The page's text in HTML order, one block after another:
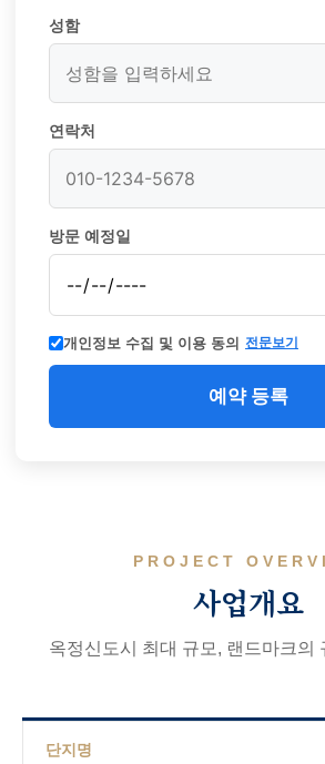
성함
연락처
방문 예정일
개인정보 수집 및 이용 동의 전문보기
예약 등록
PROJECT
사업개요
옥정신도시 최대 규모, 랜드마크의
단지명